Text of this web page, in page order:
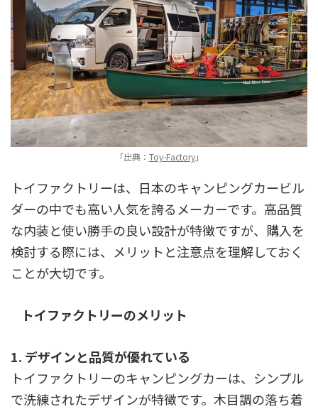
「出典： Toy-Factory」
トイファクトリーは、日本のキャンピングカービル
ダーの中でも高い人気を誇るメーカーです。高品質
な内装と使い勝手の良い設計が特徴ですが、購入を
検討する際には、メリットと注意点を理解しておく
ことが大切です。
トイファクトリーのメリット
1. デザインと品質が優れている
トイファクトリーのキャンピングカーは、シンプル
で洗練されたデザインが特徴です。木目調の落ち着